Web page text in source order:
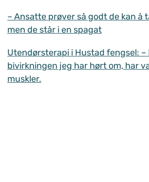
– Ansatte prøver så godt de kan å
men de står i en spagat
Utendørsterapi i Hustad fengsel: –
bivirkningen jeg har hørt om, har
muskler.